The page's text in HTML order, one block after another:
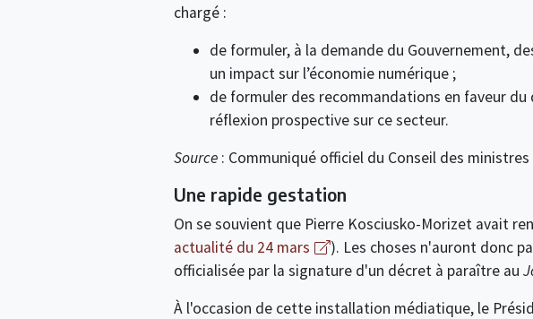
chargé :
de formuler, à la demande du Gouvernement,
un impact sur l’économie numérique ;
de formuler des recommandations en faveur
réflexion prospective sur ce secteur.
Source : Communiqué officiel du Conseil des ministres
Une rapide gestation
On se souvient que Pierre Kosciusko-Morizet avait
actualité du 24 mars
). Les choses n'auront donc
officialisée par la signature d'un décret à paraître au
À l'occasion de cette installation médiatique, le